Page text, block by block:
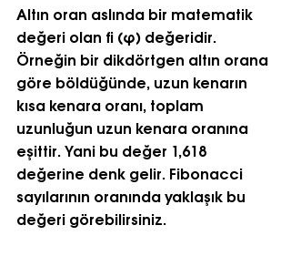
Altın oran aslında bir matematik
değeri olan fi (φ) değeridir.
Örneğin bir dikdörtgen altın orana
göre böldüğünde, uzun kenarın
kısa kenara oranı, toplam
uzunluğun uzun kenara oranına
eşittir. Yani bu değer 1,618
değerine denk gelir. Fibonacci
sayılarının oranında yaklaşık bu
değeri görebilirsiniz.